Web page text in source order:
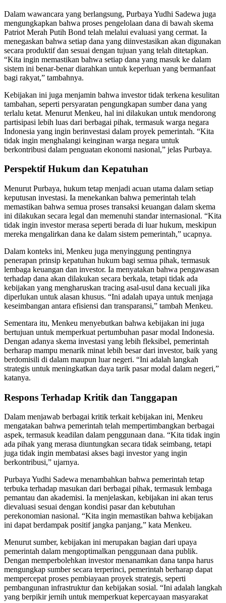
Dalam wawancara yang berlangsung, Purbaya Yudhi Sadewa juga
mengungkapkan bahwa proses pengelolaan dana di bawah skema
Patriot Merah Putih Bond telah melalui evaluasi yang cermat. Ia
menegaskan bahwa setiap dana yang diinvestasikan akan digunakan
secara produktif dan sesuai dengan tujuan yang telah ditetapkan.
“Kita ingin memastikan bahwa setiap dana yang masuk ke dalam
sistem ini benar-benar diarahkan untuk keperluan yang bermanfaat
bagi rakyat,” tambahnya.
Kebijakan ini juga menjamin bahwa investor tidak terkena kesulitan
tambahan, seperti persyaratan pengungkapan sumber dana yang
terlalu ketat. Menurut Menkeu, hal ini dilakukan untuk mendorong
partisipasi lebih luas dari berbagai pihak, termasuk warga negara
Indonesia yang ingin berinvestasi dalam proyek pemerintah. “Kita
tidak ingin menghalangi keinginan warga negara untuk
berkontribusi dalam penguatan ekonomi nasional,” jelas Purbaya.
Perspektif Hukum dan Kepatuhan
Menurut Purbaya, hukum tetap menjadi acuan utama dalam setiap
keputusan investasi. Ia menekankan bahwa pemerintah telah
memastikan bahwa semua proses transaksi keuangan dalam skema
ini dilakukan secara legal dan memenuhi standar internasional. “Kita
tidak ingin investor merasa seperti berada di luar hukum, meskipun
mereka mengalirkan dana ke dalam sistem pemerintah,” ucapnya.
Dalam konteks ini, Menkeu juga menyinggung pentingnya
penerapan prinsip kepatuhan hukum bagi semua pihak, termasuk
lembaga keuangan dan investor. Ia menyatakan bahwa pengawasan
terhadap dana akan dilakukan secara berkala, tetapi tidak ada
kebijakan yang mengharuskan tracing asal-usul dana kecuali jika
diperlukan untuk alasan khusus. “Ini adalah upaya untuk menjaga
keseimbangan antara efisiensi dan transparansi,” tambah Menkeu.
Sementara itu, Menkeu menyebutkan bahwa kebijakan ini juga
bertujuan untuk memperkuat pertumbuhan pasar modal Indonesia.
Dengan adanya skema investasi yang lebih fleksibel, pemerintah
berharap mampu menarik minat lebih besar dari investor, baik yang
berdomisili di dalam maupun luar negeri. “Ini adalah langkah
strategis untuk meningkatkan daya tarik pasar modal dalam negeri,”
katanya.
Respons Terhadap Kritik dan Tanggapan
Dalam menjawab berbagai kritik terkait kebijakan ini, Menkeu
mengatakan bahwa pemerintah telah mempertimbangkan berbagai
aspek, termasuk keadilan dalam penggunaan dana. “Kita tidak ingin
ada pihak yang merasa diuntungkan secara tidak seimbang, tetapi
juga tidak ingin membatasi akses bagi investor yang ingin
berkontribusi,” ujarnya.
Purbaya Yudhi Sadewa menambahkan bahwa pemerintah tetap
terbuka terhadap masukan dari berbagai pihak, termasuk lembaga
pemantau dan akademisi. Ia menjelaskan, kebijakan ini akan terus
dievaluasi sesuai dengan kondisi pasar dan kebutuhan
perekonomian nasional. “Kita ingin memastikan bahwa kebijakan
ini dapat berdampak positif jangka panjang,” kata Menkeu.
Menurut sumber, kebijakan ini merupakan bagian dari upaya
pemerintah dalam mengoptimalkan penggunaan dana publik.
Dengan memperbolehkan investor menanamkan dana tanpa harus
mengungkap sumber secara terperinci, pemerintah berharap dapat
mempercepat proses pembiayaan proyek strategis, seperti
pembangunan infrastruktur dan kebijakan sosial. “Ini adalah langkah
yang berpikir jernih untuk memperkuat kepercayaan masyarakat